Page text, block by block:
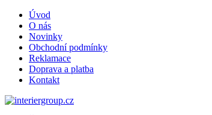
Úvod
O nás
Novinky
Obchodní podmínky
Reklamace
Doprava a platba
Kontakt